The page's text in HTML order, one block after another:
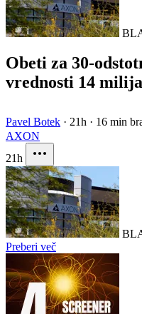
Obeti za 30-
vrednosti 14
Pavel Botek · 21h · 16 min
AXON
21h
Preberi več